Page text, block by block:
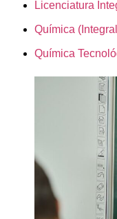
Licenciatura
Química
Química